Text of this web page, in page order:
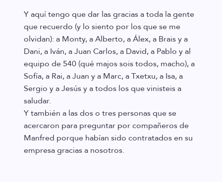
Y aquí tengo que dar las gracias a toda la gente
que recuerdo (y lo siento por los que se me
olvidan): a Monty, a Alberto, a Álex, a Brais y a
Dani, a Iván, a Juan Carlos, a David, a Pablo y al
equipo de 540 (qué majos sois todos, macho), a
Sofía, a Rai, a Juan y a Marc, a Txetxu, a Isa, a
Sergio y a Jesús y a todos los que vinisteis a
saludar.
Y también a las dos o tres personas que se
acercaron para preguntar por compañeros de
Manfred porque habían sido contratados en su
empresa gracias a nosotros.